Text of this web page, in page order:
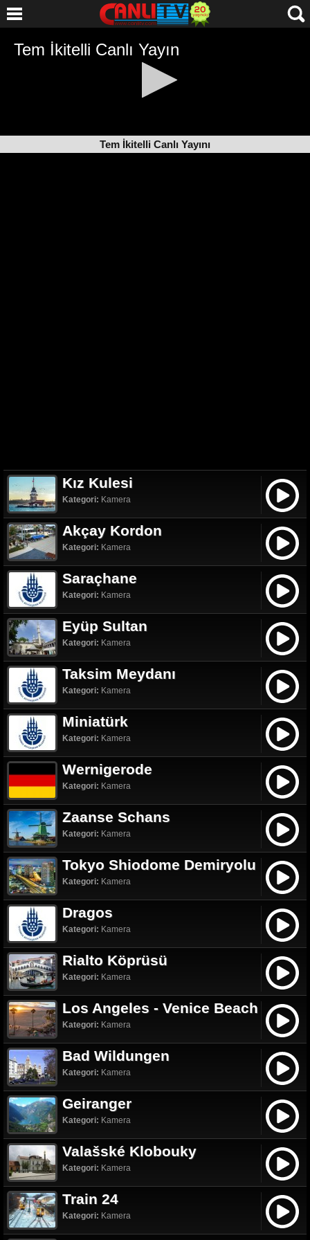
Tem İkitelli Canlı Yayını
Kız Kulesi
Kategori: Kamera
Akçay Kordon
Kategori: Kamera
Saraçhane
Kategori: Kamera
Eyüp Sultan
Kategori: Kamera
Taksim Meydanı
Kategori: Kamera
Miniatürk
Kategori: Kamera
Wernigerode
Kategori: Kamera
Zaanse Schans
Kategori: Kamera
Tokyo Shiodome Demiryolu
Kategori: Kamera
Dragos
Kategori: Kamera
Rialto Köprüsü
Kategori: Kamera
Los Angeles - Venice Beach
Kategori: Kamera
Bad Wildungen
Kategori: Kamera
Geiranger
Kategori: Kamera
Valašské Klobouky
Kategori: Kamera
Train 24
Kategori: Kamera